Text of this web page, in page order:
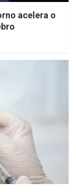
acelera o